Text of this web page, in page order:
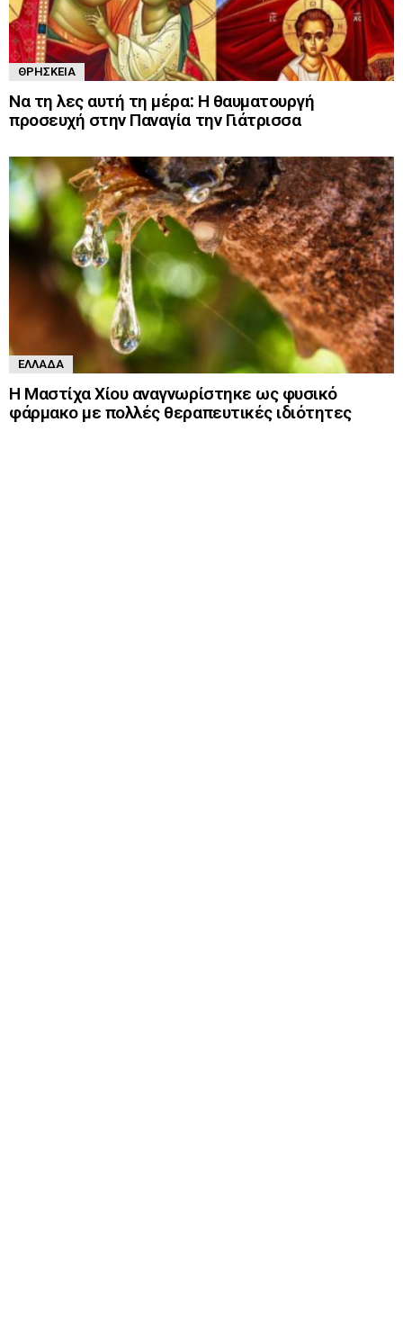
ΘΡΗΣΚΕΊΑ
Να τη λες αυτή τη μέρα: Η θαυματουργή
προσευχή στην Παναγία την Γιάτρισσα
ΕΛΛΆΔΑ
Η Μαστίχα Χίου αναγνωρίστηκε ως φυσικό
φάρμακο με πολλές θεραπευτικές ιδιότητες